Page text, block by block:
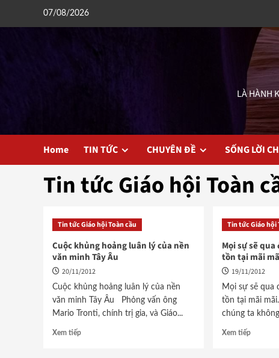
07/08/2026
LÀ HÀNH
Home TIN TỨC CHUYÊN ĐỀ SỐNG LỜI
Tin tức Giáo hội Toàn
Tin tức Giáo hội Toàn cầu
Cuộc khủng hoảng luân lý của nền
văn minh Tây Âu
20/11/2012
Cuộc khủng hoảng luân lý của nền
văn minh Tây Âu Phỏng vấn ông
Mario Tronti, chính trị gia, và Giáo...
Xem tiếp
Tin tức Giáo hội
Mọi sự sẽ
tồn tại mãi
19/11/2012
Mọi sự sẽ qua
tồn tại mãi
chúng ta
Xem tiếp